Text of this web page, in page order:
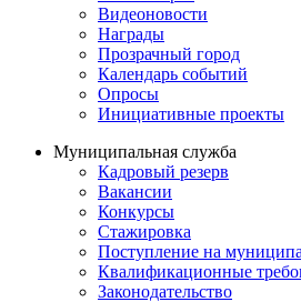
Видеоновости
Награды
Прозрачный город
Календарь событий
Опросы
Инициативные проекты
Муниципальная служба
Кадровый резерв
Вакансии
Конкурсы
Стажировка
Поступление на
Квалификационные
Законодательство